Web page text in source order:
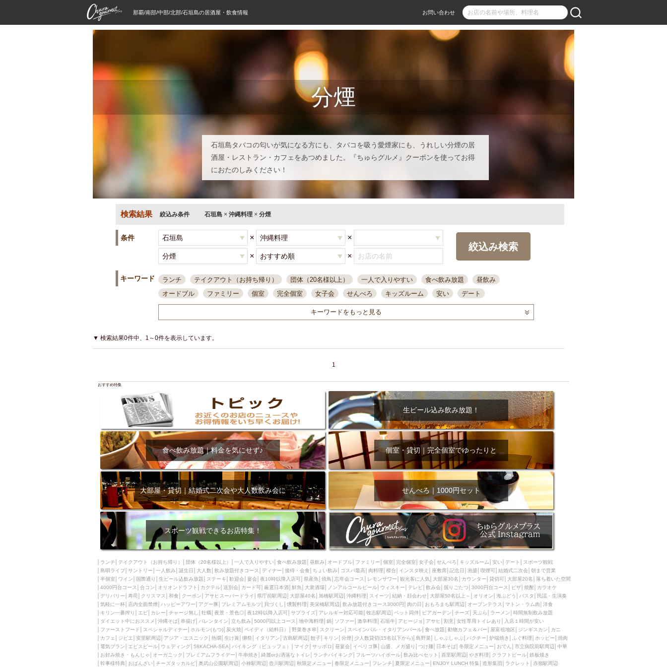
那覇/南部/中部/北部/石垣島の居酒屋・飲食情報 お問い合わせ
分煙
石垣島タバコの匂いが気になる方にも、タバコを吸う愛煙家にも、うれしい分煙の居
酒屋・レストラン・カフェをあつめました。『ちゅらグルメ』クーポンを使ってお得
におたのしみください！
検索結果 絞込み条件 石垣島 × 沖縄料理 × 分煙
条件 × ×
× ×
絞込み検索
キーワード ランチ テイクアウト（お持ち帰り） 団体（20名様以上） 一人で入りやすい 食べ飲み放題
昼飲み
オードブル
ファミリー 個室 完全個室 女子会 せんべろ キッズルーム 安い
デート
一人飲み 誕生日 大人数
接待・会食
ちょい飲み コスパ最高 肉料理 模合 インスタ映え 座敷席 記念日 泡盛
喫煙可
結婚式二次会
夜10時以降入店可
県産魚 焼鳥 忘年会コース レモンサワー 観光客に人気 大部屋30名
カウンター
4000円台コース
デリバリー 寿司 クリスマス 和食
クーポン
アサヒスーパードライ
県庁前駅周辺 旭橋駅周辺 沖縄料理 スイーツ
結納・顔会わせ
大部屋50名以上～
オリオン 海ぶどう 民謡・生演奏 気軽に一杯
店内全面禁煙
ハッピーアワー
アグー豚 プレミアムモルツ 貝づくし 燻製料理
美栄橋駅周辺
飲み放題付きコース3000円
肉の日 おもろまち駅周辺 オープンテラス マトン・ラム肉
洋食
キリン一番搾り
エビ カレー チャージ無し 牡蠣 夜景・景色◎ 夜12時以降入店可
サプライズ
アレルギー対応可能
牧志駅周辺 ペット同伴 ビアガーデン 天ぷら
時間無制飲み放題
ダイエット中におススメ
沖縄そば 串揚げ バレンタイン 立ち飲み 5000円以上コース 地中海料理
鍋
ソファー
激辛料理 石垣牛 アヒージョ アサヒ 割烹 女性専用トイレあり
入店１時間が安い
ファーストフード
スペシャルディナー ホルモン(もつ) 炭火焼 ペイディ（給料日）
野菜巻き串
スクリーン
スペインバル・イタリアンバール 食べ放題 動物カフェ＆バー 屋富祖地区
ジンギスカン
カニ
カフェ ジビエ 安里駅周辺 アジア・エスニック 熱燗 生け簀 獺祭 イタリアン
古島駅周辺
分煙 少人数貸切(15名以下から) しゃぶしゃぶ パクチー 炉端焼き
ふぐ料理
ホッピー
焼肉 電気ブラン エビスビール ウェディング 58KACHA-SEA
バイキング（ビュッフェ）
マイク
サッポロ 昼宴会 イベリコ豚 山盛、メガ盛り つけ麺 日本そば 冬限定メニュー
おでん
市立病院前駅周辺
中華 お好み焼き・もんじゃ オーガニック プレミアムフライデー
牛串焼き
綺麗orお洒落なトイレ
ランチバイキング フルーツハイボール 飲み比べセット 首里駅周辺
やぎ料理
クラフトビール
鉄板焼き 幹事様特典 おばんざい チーズタッカルビ 奥武山公園駅周辺
小禄駅周辺
壺川駅周辺
秋限定メニュー 春限定メニュー フレンチ 夏限定メニュー ENJOY LUNCH 特集
造形集団
ラクレット
赤嶺駅周辺 シードル 那覇空港駅周辺 儀保駅周辺
キーワードをもっと見る
▼ 検索結果0件中、1～0件を表示しています。
1
おすすめ特集
生ビール込み飲み放題！
食べ飲み放題｜料金を気にせず♪ 個室・貸切｜完全個室でゆったりと
大部屋・貸切｜結婚式二次会や大人数飲み会に せんべろ｜1000円セット
スポーツ観戦できるお店特集！
ランチ テイクアウト（お持ち帰り） 団体（20名様以上） 一人で入りやすい 食べ飲み放題 昼飲み オードブル ファミリー 個室 完全個室 女子会 せんべろ キッズルーム 安い デート
スポーツ観戦
島唄ライブ サントリー 一人飲み 誕生日 大人数 飲み放題付きコース ディナー 接待・会食 ちょい飲み コスパ最高 肉料理 模合 インスタ映え 座敷席 記念日 泡盛 喫煙可 結婚式二次会 朝まで営業
半個室
ワイン 国際通り 生ビール込飲み放題 ステーキ 歓迎会 宴会 夜10時以降入店可 県産魚 焼鳥 忘年会コース レモンサワー 観光客に人気 大部屋30名 カウンター 貸切可 大部屋20名
落ち着いた空間
4000円台コース
合コン オリオンドラフト カクテル 送別会 カード可 厳選日本酒 鮮魚 大衆酒場 ノンアルコールビール ウィスキー テレビ 飲み会 掘りごたつ 3000円台コース ピザ 焼酎
カラオケ
デリバリー
寿司 クリスマス 和食 クーポン アサヒスーパードライ 県庁前駅周辺 大部屋40名 旭橋駅周辺 沖縄料理 スイーツ 結納・顔会わせ 大部屋50名以上～ オリオン 海ぶどう パスタ
民謡・生演奏
気軽に一杯
店内全面禁煙 ハッピーアワー アグー豚 プレミアムモルツ 貝づくし 燻製料理 美栄橋駅周辺 飲み放題付きコース3000円 肉の日 おもろまち駅周辺 オープンテラス マトン・ラム肉
洋食
キリン一番搾り
エビ カレー チャージ無し 牡蠣 夜景・景色◎ 夜12時以降入店可 サプライズ アレルギー対応可能 牧志駅周辺 ペット同伴 ビアガーデン チーズ 天ぷら ラーメン
時間無制飲み放題
ダイエット中におススメ
沖縄そば 串揚げ バレンタイン 立ち飲み 5000円以上コース 地中海料理 鍋 ソファー 激辛料理 石垣牛 アヒージョ アサヒ 割烹 女性専用トイレあり
入店１時間が安い
ファーストフード
スペシャルディナー ホルモン(もつ) 炭火焼 ペイディ（給料日） 野菜巻き串 スクリーン スペインバル・イタリアンバール 食べ放題 動物カフェ＆バー 屋富祖地区 ジンギスカン
カニ
カフェ
ジビエ 安里駅周辺 アジア・エスニック 熱燗 生け簀 獺祭 イタリアン 古島駅周辺 餃子 キリン 分煙 少人数貸切(15名以下から) 島野菜 しゃぶしゃぶ パクチー 炉端焼き ふぐ料理 ホッピー
焼肉
電気ブラン
エビスビール ウェディング 58KACHA-SEA バイキング（ビュッフェ） マイク サッポロ 昼宴会 イベリコ豚 山盛、メガ盛り つけ麺 日本そば 冬限定メニュー おでん 市立病院前駅周辺
中華
お好み焼き・もんじゃ
オーガニック プレミアムフライデー 牛串焼き 綺麗orお洒落なトイレ ランチバイキング フルーツハイボール 飲み比べセット 首里駅周辺 やぎ料理 クラフトビール 鉄板焼き
幹事様特典
おばんざい チーズタッカルビ 奥武山公園駅周辺 小禄駅周辺 壺川駅周辺 秋限定メニュー 春限定メニュー フレンチ 夏限定メニュー ENJOY LUNCH 特集 造形集団 ラクレット 赤嶺駅周辺